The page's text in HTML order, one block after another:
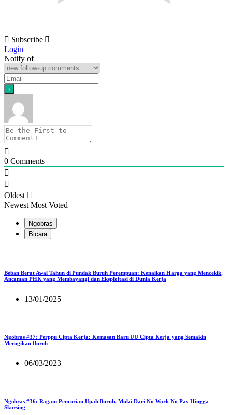
Subscribe
Login
Notify of
0 Comments
Oldest
Newest Most Voted
Ngobras
Bicara
Beban Berat Awal Tahun di Pundak Buruh Perempuan: Kenaikan Harga yang Mencekik,
Ancaman PHK yang Membayangi dan Eksploitasi di Dunia Kerja
13/01/2025
Ngobras #37: Perppu Cipta Kerja: Kemasan Baru UU Cipta Kerja yang Semakin
Merugikan Buruh
06/03/2023
Ngobras #36: Ragam Pencurian Upah Buruh, Mulai Dari No Work No Pay Hingga
Skorsing